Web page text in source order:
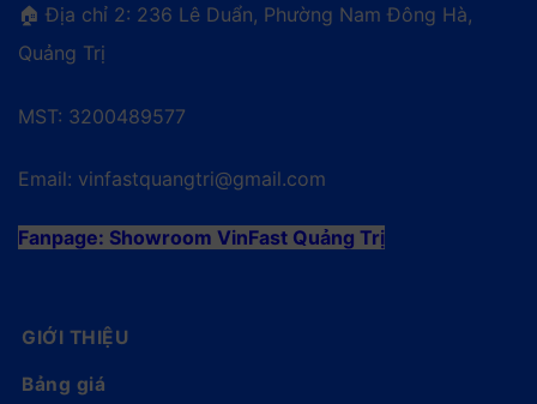
🏠 Địa chỉ 2: 236 Lê Duẩn, Phường Nam Đông Hà,
Quảng Trị
MST: 3200489577
Email: vinfastquangtri@gmail.com
Fanpage: Showroom VinFast Quảng Trị
GIỚI THIỆU
Bảng giá